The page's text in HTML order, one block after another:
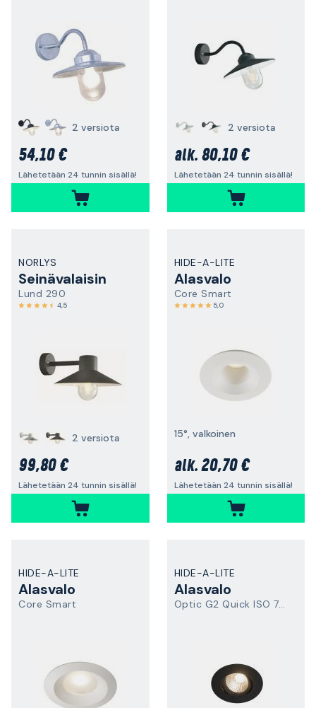
2 versiota
54,10 €
Lähetetään 24 tunnin sisällä!
2 versiota
alk. 80,10 €
Lähetetään 24 tunnin sisällä!
NORLYS
Seinävalaisin
Lund 290
4,5
2 versiota
99,80 €
Lähetetään 24 tunnin sisällä!
HIDE-A-LITE
Alasvalo
Core Smart
5,0
15°, valkoinen
alk. 20,70 €
Lähetetään 24 tunnin sisällä!
HIDE-A-LITE
Alasvalo
Core Smart
HIDE-A-LITE
Alasvalo
Optic G2 Quick ISO 7475858